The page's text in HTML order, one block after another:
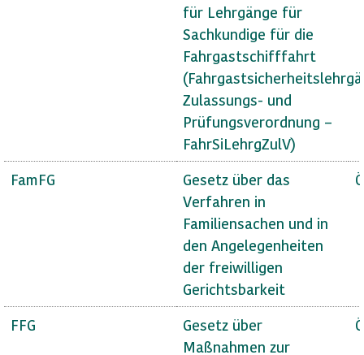
für Lehrgänge für
Sachkundige für die
Fahrgastschifffahrt
Zulassungs- und
Prüfungsverordnung –
FahrSiLehrgZulV)
FamFG
Gesetz über das
Verfahren in
Familiensachen und in
den Angelegenheiten
der freiwilligen
Gerichtsbarkeit
FFG
Gesetz über
Maßnahmen zur